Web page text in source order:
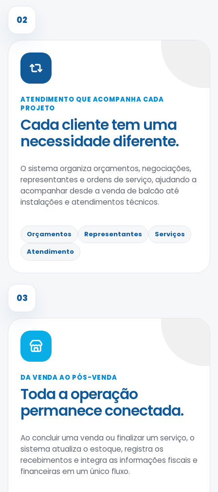
02
ATENDIMENTO QUE ACOMPANHA CADA
PROJETO
Cada cliente tem uma
necessidade diferente.
O sistema organiza orçamentos, negociações,
representantes e ordens de serviço, ajudando a
acompanhar desde a venda de balcão até
instalações e atendimentos técnicos.
Orçamentos Representantes
Serviços
Atendimento
03
DA VENDA AO PÓS-VENDA
Toda a operação
permanece conectada.
Ao concluir uma venda ou finalizar um serviço, o
sistema atualiza o estoque, registra os
recebimentos e integra as informações fiscais e
financeiras em um único fluxo.